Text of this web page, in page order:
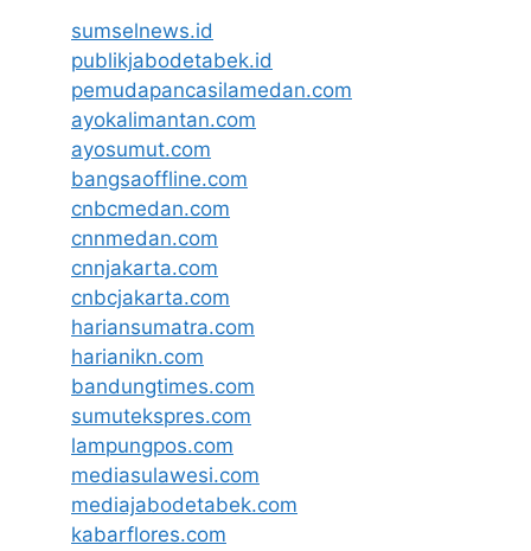
sumselnews.id
publikjabodetabek.id
pemudapancasilamedan.com
ayokalimantan.com
ayosumut.com
bangsaoffline.com
cnbcmedan.com
cnnmedan.com
cnnjakarta.com
cnbcjakarta.com
hariansumatra.com
harianikn.com
bandungtimes.com
sumutekspres.com
lampungpos.com
mediasulawesi.com
mediajabodetabek.com
kabarflores.com